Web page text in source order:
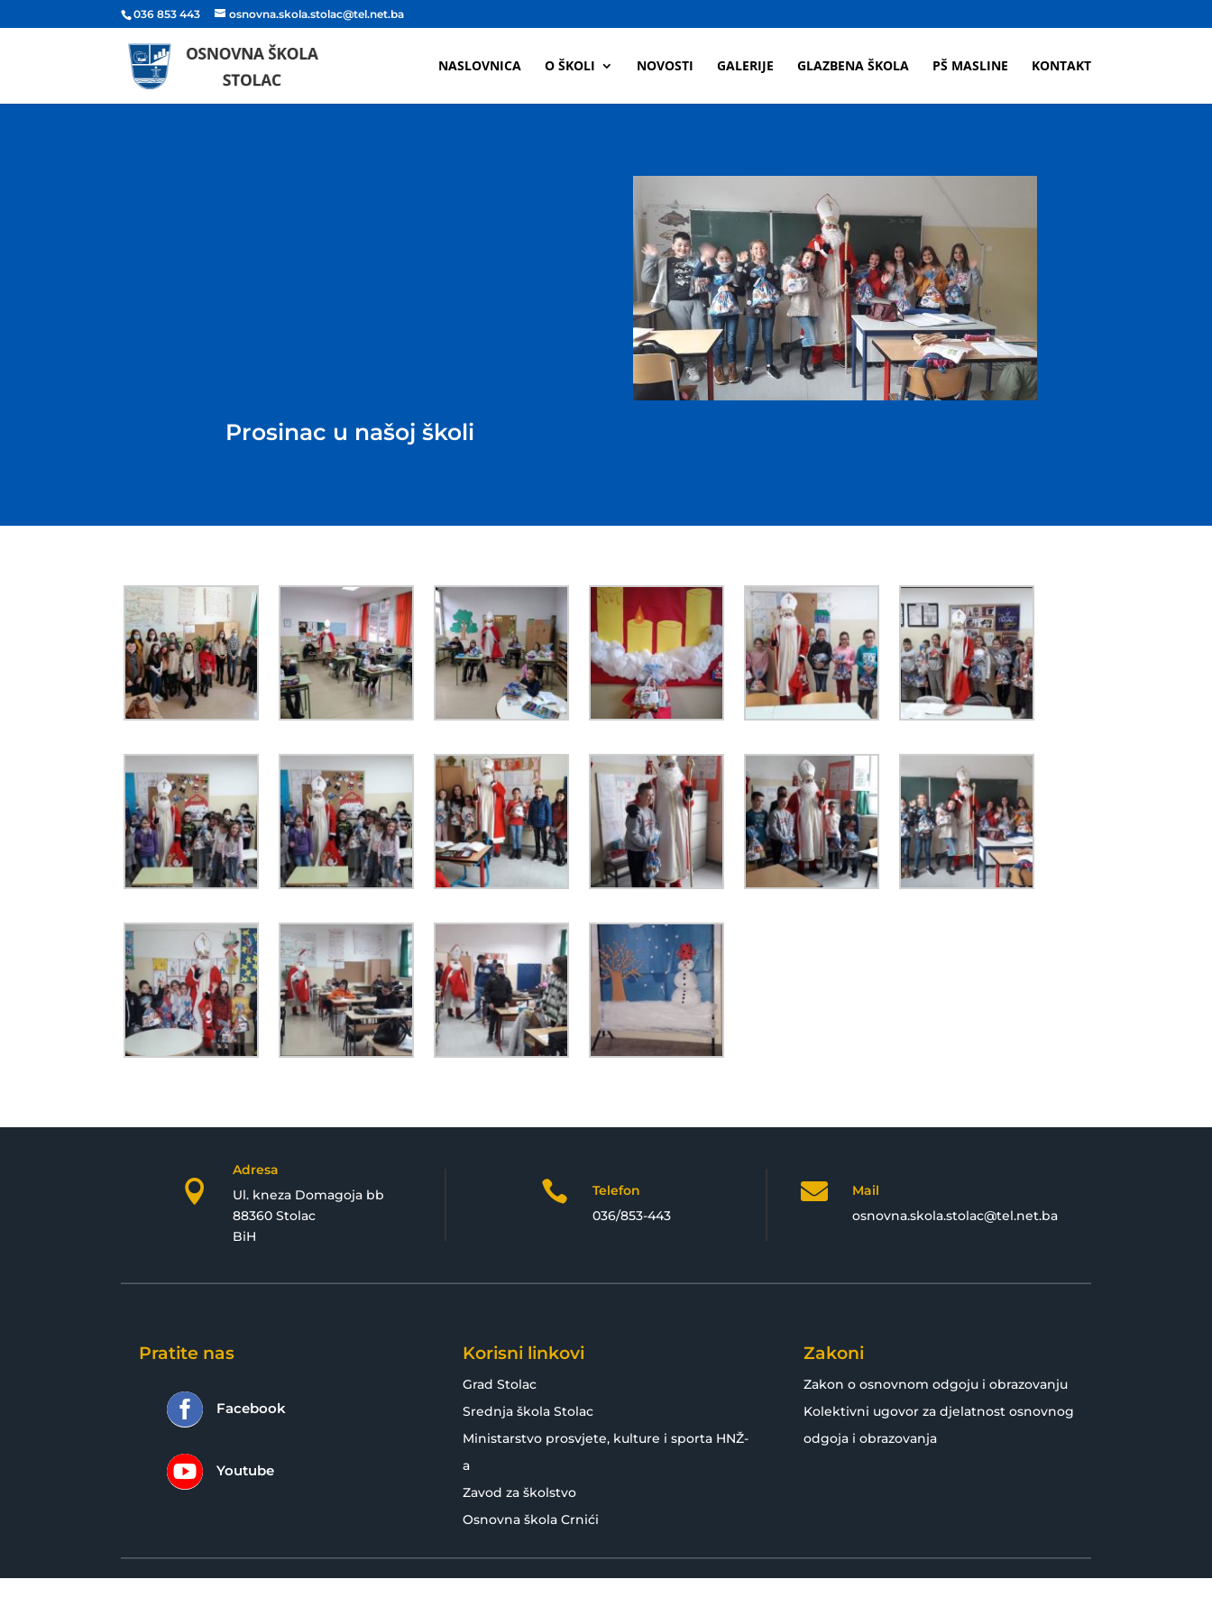
036 853 443 osnovna.skola.stolac@tel.net.ba
NASLOVNICA O ŠKOLI NOVOSTI GALERIJE GLAZBENA ŠKOLA PŠ MASLINE KONTAKT
Prosinac u našoj školi

Adresa
Ul. kneza Domagoja bb
88360 Stolac
BiH

Telefon
036/853-443

Mail
osnovna.skola.stolac@tel.net.ba
Pratite nas
 Facebook
 Youtube
Korisni linkovi
Grad Stolac
Srednja škola Stolac
Ministarstvo prosvjete, kulture i sporta HNŽ-
a
Zavod za školstvo
Osnovna škola Crnići
Zakoni
Zakon o osnovnom odgoju i obrazovanju
Kolektivni ugovor za djelatnost osnovnog
odgoja i obrazovanja